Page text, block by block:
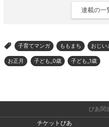
連載の一
> 子育てマンガ ももまち おじい
お正月 子ども_0歳 子ども_1歳
ぴあ関
チケットぴあ